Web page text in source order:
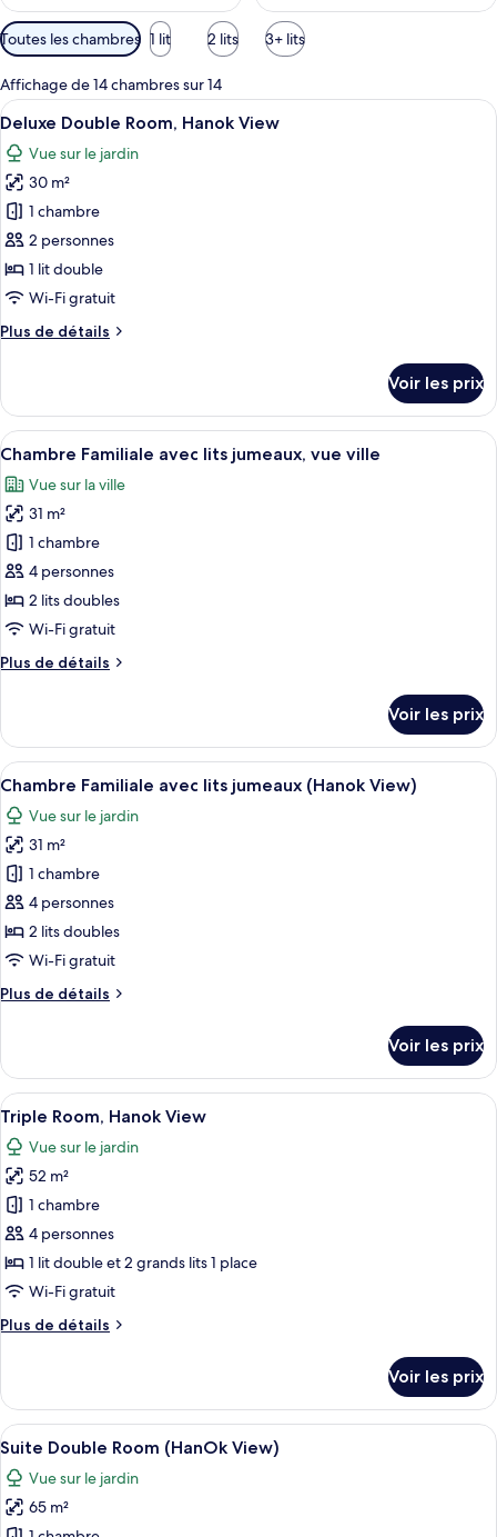
Filtres
disponibles
pour
les
chambres
Toutes les chambres 1 lit 2 lits 3+ lits
Affichage de 14 chambres sur 14
Afficher
toutes
les
photos
pour
ce
type
de
chambre :
Deluxe
Hanok
View
Une chambre d’hôtel avec un
6
Deluxe Double Room, Hanok View
Vue sur le jardin
30 m²
1 chambre
2 personnes
1 lit double
Wi-Fi gratuit
Plus de détails
Plus
le
type
de
Deluxe
Double
Room,
Hanok
View
Voir les prix
Afficher
toutes
les
photos
pour
ce
type
de
chambre :
Chambre
lits
jumeaux,
vue
ville
Une chambre d’hôtel avec deux
6
Chambre Familiale avec lits jumeaux, vue ville
Vue sur la ville
31 m²
1 chambre
4 personnes
2 lits doubles
Wi-Fi gratuit
Plus de détails
Plus
le
type
de
Chambre
Familiale
avec
lits
jumeaux,
vue
ville
Voir les prix
Afficher
toutes
les
photos
pour
ce
type
de
chambre :
Chambre
lits
jumeaux
(Hanok
View)
Une pièce avec une grande fenêtre,
5
Chambre Familiale avec lits jumeaux (Hanok View)
Vue sur le jardin
31 m²
1 chambre
4 personnes
2 lits doubles
Wi-Fi gratuit
Plus de détails
Plus
le
type
de
chambre
Chambre
Familiale
avec
lits
jumeaux
(Hanok
View)
Voir les prix
Afficher
toutes
les
photos
pour
ce
type
de
chambre :
Triple
View
Triple Room, Hanok View | Coffres-
5
Triple Room, Hanok View
Vue sur le jardin
52 m²
1 chambre
4 personnes
1 lit double et 2 grands lits 1 place
Wi-Fi gratuit
Plus de détails
Plus
le
type
de
Triple
Room,
Hanok
Voir les prix
Afficher
toutes
les
photos
Une chambre d’hôtel moderne
5
Suite Double Room (HanOk View)
Vue sur le jardin
65 m²